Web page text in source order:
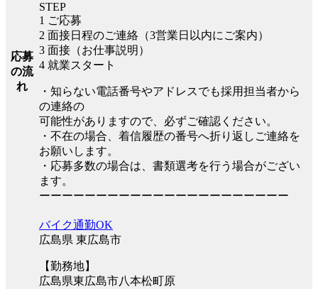
応募
の流
れ
STEP
1 ご応募
2 面接日程のご連絡（3営業日以内にご案内）
3 面接（お仕事説明）
4 就業スタート
・知らない電話番号やアドレスでも採用担当者から
の連絡の
可能性がありますので、必ずご確認ください。
・不在の場合、着信履歴の番号へ折り返しご連絡を
お願いします。
・応募多数の場合は、書類選考を行う場合がござい
ます。
ーーーーーーーーーーーーーーーーーーーーーー
バイク通勤OK
広島県 東広島市
【勤務地】
広島県東広島市八本松町原